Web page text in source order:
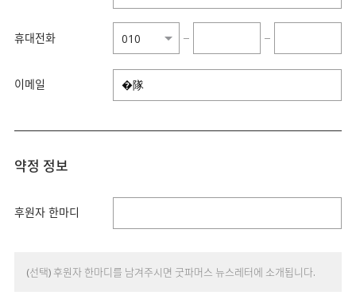
휴대전화 − −
이메일
약정 정보
후원자 한마디
(선택) 후원자 한마디를 남겨주시면 굿파머스 뉴스레터에 소개됩니다.